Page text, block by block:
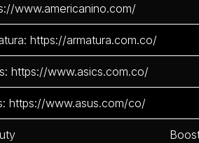
www.americanino.com/
https://armatura.com.co/
https://www.asics.com.co/
https://www.asus.com/co/